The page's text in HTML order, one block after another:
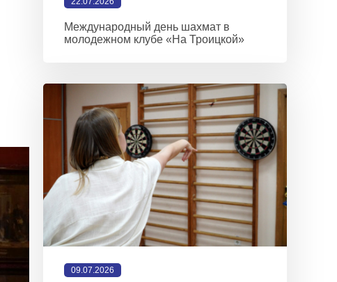
Международный день шахмат в
молодежном клубе «На Троицкой»
09.07.2026